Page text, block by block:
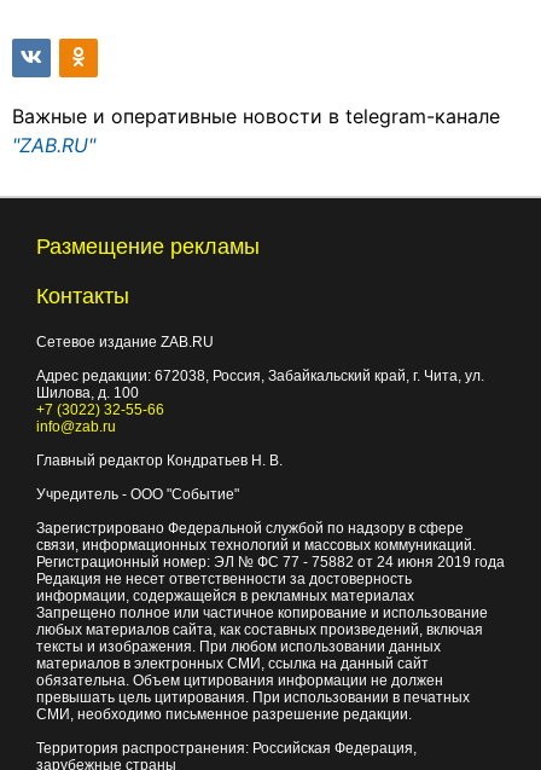
Важные и оперативные новости в telegram-канале
"ZAB.RU"
Размещение рекламы
Контакты
Сетевое издание ZAB.RU
Адрес редакции: 672038, Россия, Забайкальский край, г. Чита, ул.
Шилова, д. 100
+7 (3022) 32-55-66
info@zab.ru
Главный редактор Кондратьев Н. В.
Учредитель - ООО "Событие"
Зарегистрировано Федеральной службой по надзору в сфере
связи, информационных технологий и массовых коммуникаций.
Регистрационный номер: ЭЛ № ФС 77 - 75882 от 24 июня 2019 года
Редакция не несет ответственности за достоверность
информации, содержащейся в рекламных материалах
Запрещено полное или частичное копирование и использование
любых материалов сайта, как составных произведений, включая
тексты и изображения. При любом использовании данных
материалов в электронных СМИ, ссылка на данный сайт
обязательна. Объем цитирования информации не должен
превышать цель цитирования. При использовании в печатных
СМИ, необходимо письменное разрешение редакции.
Территория распространения: Российская Федерация,
зарубежные страны